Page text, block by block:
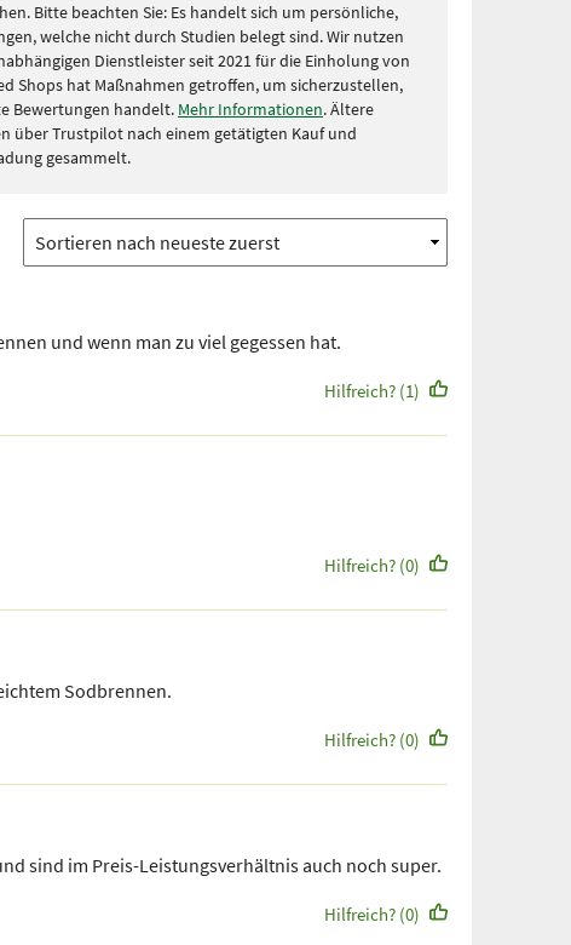
Bitte beachten Sie: Es handelt sich um persönliche,
welche nicht durch Studien belegt sind. Wir nutzen
Dienstleister seit 2021 für die Einholung von
Shops hat Maßnahmen getroffen, um sicherzustellen,
Bewertungen handelt. Mehr Informationen. Ältere
über Trustpilot nach einem getätigten Kauf und
gesammelt.
und wenn man zu viel gegessen hat.
Hilfreich? (1)
Hilfreich? (0)
Sodbrennen.
Hilfreich? (0)
sind im Preis-Leistungsverhältnis auch noch super.
Hilfreich? (0)